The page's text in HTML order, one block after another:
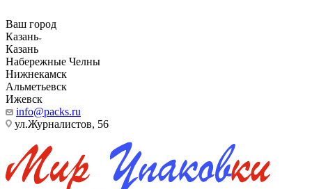
Ваш город
Казань
Казань
Набережные Челны
Нижнекамск
Альметьевск
Ижевск
info@packs.ru
ул.Журналистов, 56